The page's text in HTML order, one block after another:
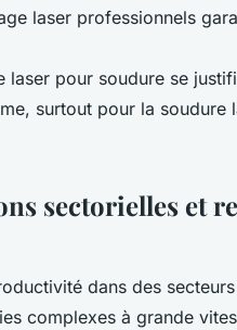
laser professionnels
laser pour soudure se
surtout pour la soudure
sectorielles et
dans des secteurs
complexes à grande